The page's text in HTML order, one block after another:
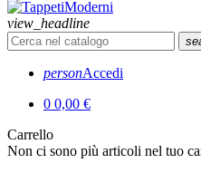
view_headline
personAccedi
0 0,00 €
Carrello
Non ci sono più articoli nel tuo